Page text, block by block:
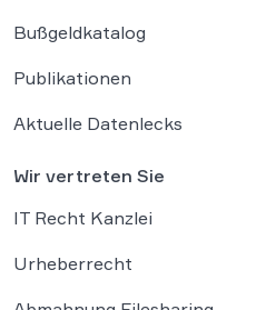
Bußgeldkatalog
Publikationen
Aktuelle Datenlecks
Wir vertreten Sie
IT Recht Kanzlei
Urheberrecht